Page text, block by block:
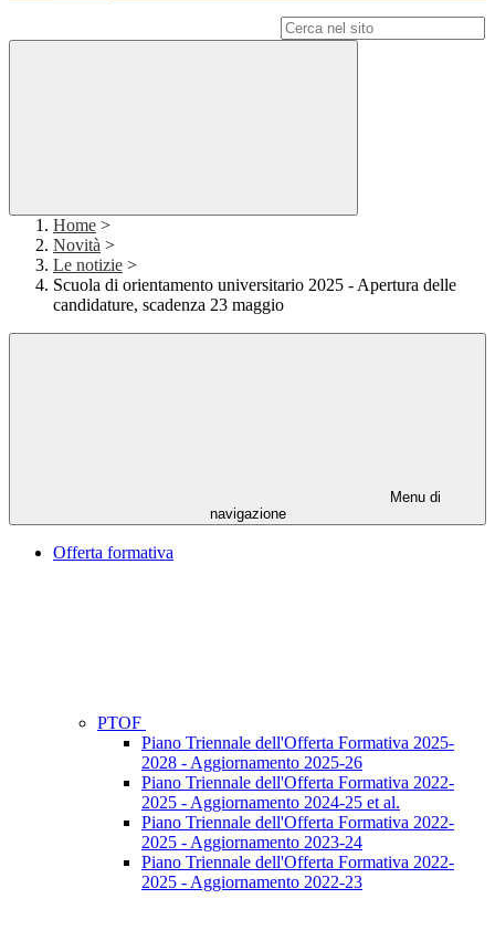
Home >
Novità >
Le notizie >
Scuola di orientamento universitario 2025 - Apertura delle
candidature, scadenza 23 maggio
Menu di
navigazione
Offerta formativa
PTOF
Piano Triennale dell'Offerta Formativa 2025-
2028 - Aggiornamento 2025-26
Piano Triennale dell'Offerta Formativa 2022-
2025 - Aggiornamento 2024-25 et al.
Piano Triennale dell'Offerta Formativa 2022-
2025 - Aggiornamento 2023-24
Piano Triennale dell'Offerta Formativa 2022-
2025 - Aggiornamento 2022-23